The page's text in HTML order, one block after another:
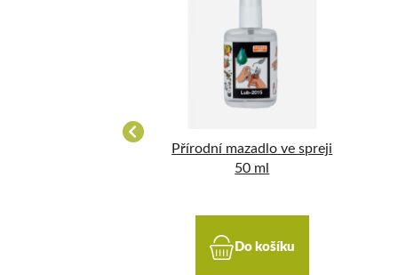
Přírodní mazadlo ve spreji
50 ml
Do košíku